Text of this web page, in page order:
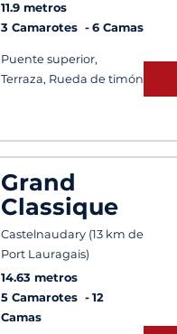
11.9 metros
3 Camarotes
6 Camas
Puente superior,
Terraza, Rueda de timón
Grand
Classique
Castelnaudary (13 km de
Port Lauragais)
14.63 metros
5 Camarotes
12
Camas